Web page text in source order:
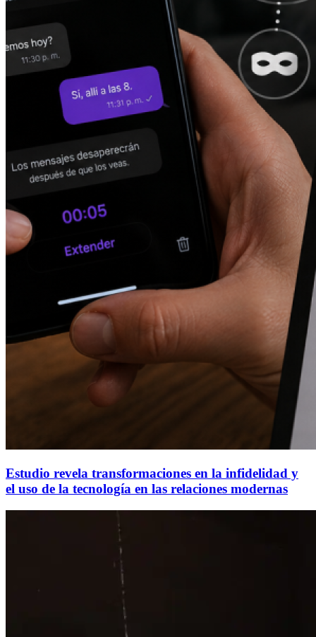
Estudio revela transformaciones en la infidelidad y
el uso de la tecnología en las relaciones modernas